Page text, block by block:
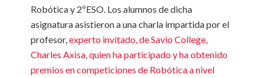
Robótica y 2ºESO. Los alumnos de dicha
asignatura asistieron a una charla impartida por el
profesor,experto invitado, de Savio College,
Charles Axisa, quien ha participado y ha obtenido
premios en competiciones de Robótica a nivel